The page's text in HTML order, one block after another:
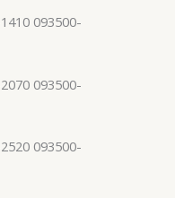
093500-
093500-
093500-